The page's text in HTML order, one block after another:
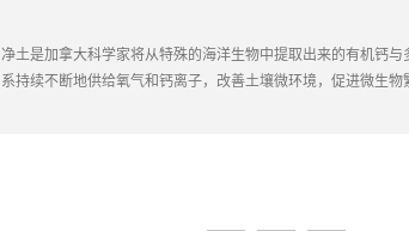
净土是加拿大科学家将从特殊的海洋生物中提取出来的有机钙
系持续不断地供给氧气和钙离子，改善土壤微环境，促进微生